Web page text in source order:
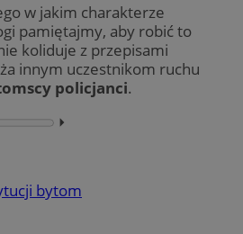
w jakim charakterze
pamiętajmy, aby robić to
koliduje z przepisami
innym uczestnikom ruchu
policjanci.
⏵︎
bytom